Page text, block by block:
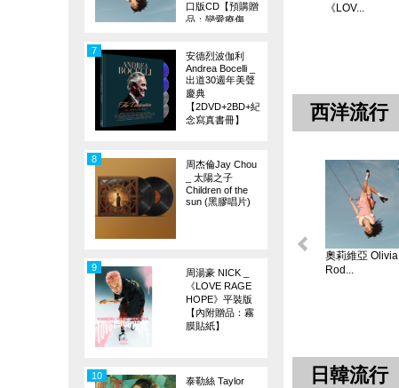
口版CD【預購贈
品：戀愛療傷
安德烈波伽利
Andrea Bocelli _
出道30週年美聲
慶典
【2DVD+2BD+紀
念寫真書冊】
7
周杰倫Jay Chou
_ 太陽之子
Children of the
sun (黑膠唱片)
8
周湯豪 NICK _
《LOVE RAGE
HOPE》平裝版
【內附贈品：霧
膜貼紙】
9
泰勒絲 Taylor
10
《LOV...
西洋流行
奧莉維亞 Olivia
Rod...
日韓流行